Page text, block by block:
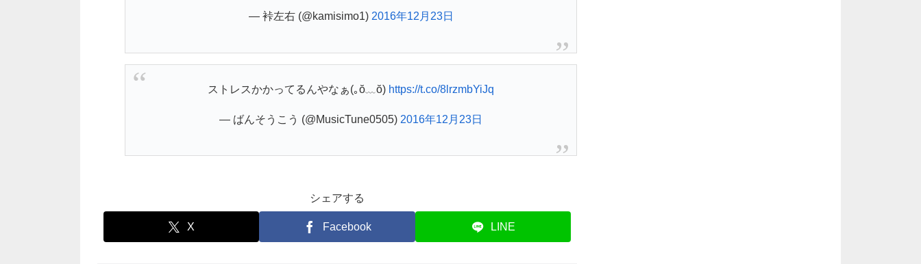
— 裃左右 (@kamisimo1) 2016年12月23日
ストレスかかってるんやなぁ(｡ŏ﹏ŏ) https://t.co/8lrzmbYiJq
— ばんそうこう (@MusicTune0505) 2016年12月23日
シェアする
X Facebook LINE